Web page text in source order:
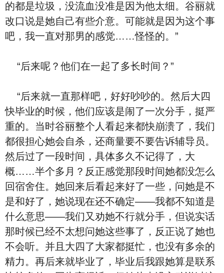
的都是垃圾，没流血没准是因为他太细。谷丽就
改口说是她自己有些介意。可能就是因为这个事
吧，我一直对那男的感觉……怪怪的。”
“后来呢？他们在一起了多长时间？”
“后来就一直那样吧，好好吵吵的。然后大四
快毕业的时候，他们应该是闹了一次分手，挺严
重的。当时谷丽整个人看起来都快崩溃了，我们
都很担心她会自杀，还商量要不要告诉辅导员。
然后过了一段时间，具体多久不记得了，大
概……半个多月？反正感觉那段时间她都没怎么
回宿舍住。她回来后看起来好了一些，问她是不
是和好了，她说现在还不确定——我都不知道是
什么意思——我们又劝她不行就分手，但说实话
那时候已经不太想问她这些事了，反正说了她也
不会听。并且大四了大家都挺忙，也没有多余的
精力。再后来就毕业了，毕业后我跟她算是联系